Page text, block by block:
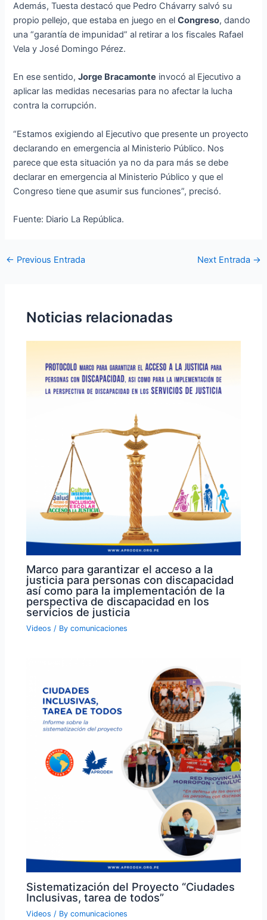
Además, Tuesta destacó que Pedro Chávarry salvó su
propio pellejo, que estaba en juego en elCongreso, dando
una “garantía de impunidad” al retirar a los fiscales Rafael
Vela y José Domingo Pérez.
En ese sentido,Jorge Bracamonte invocó al Ejecutivo a
aplicar las medidas necesarias para no afectar la lucha
contra la corrupción.
“Estamos exigiendo al Ejecutivo que presente un proyecto
declarando en emergencia al Ministerio Público. Nos
parece que esta situación ya no da para más se debe
declarar en emergencia al Ministerio Público y que el
Congreso tiene que asumir sus funciones”, precisó.
Fuente: Diario La República.
← Previous Entrada Next Entrada →
Noticias relacionadas
Marco para garantizar el acceso a la
justicia para personas con discapacidad
así como para la implementación de la
perspectiva de discapacidad en los
servicios de justicia
Videos / Bycomunicaciones
Sistematización del Proyecto “Ciudades
Inclusivas, tarea de todos”
Videos / Bycomunicaciones